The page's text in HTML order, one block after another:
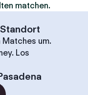
matchen.
um.
Los